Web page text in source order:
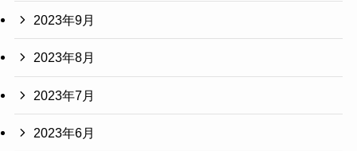
2023年9月
2023年8月
2023年7月
2023年6月